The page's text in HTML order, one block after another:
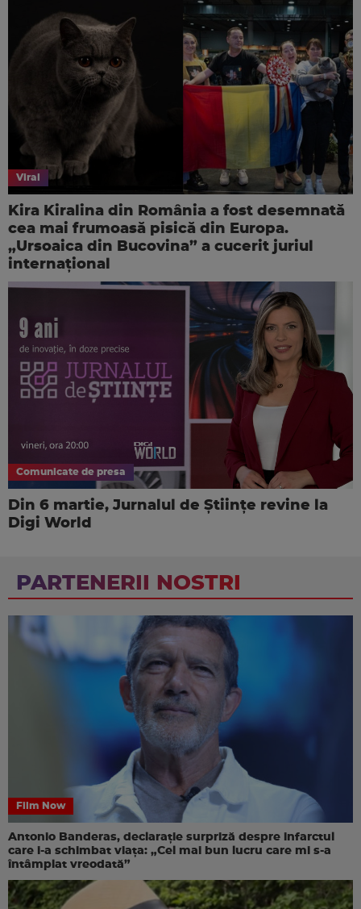
Viral
Kira Kiralina din România a fost desemnată
cea mai frumoasă pisică din Europa.
„Ursoaica din Bucovina” a cucerit juriul
internaţional
Comunicate de presa
Din 6 martie, Jurnalul de Științe revine la
Digi World
PARTENERII NOSTRI
Film Now
Antonio Banderas, declarație surpriză despre infarctul
care i-a schimbat viața: „Cel mai bun lucru care mi s-a
întâmplat vreodată”